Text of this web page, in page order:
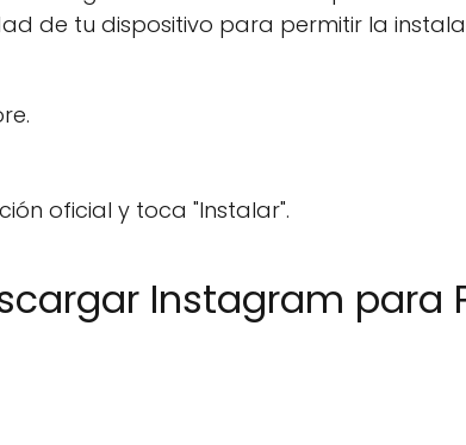
de tu dispositivo para permitir la
oficial y toca "Instalar".
Instagram para